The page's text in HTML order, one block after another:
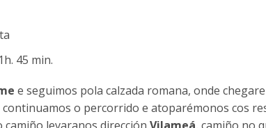
45 min.
e seguimos pola calzada romana, onde
continuamos o percorrido e atoparémonos cos